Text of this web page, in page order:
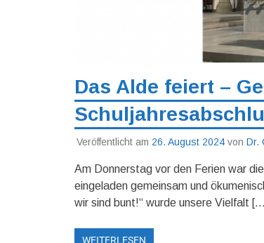
Das Alde feiert –
Veröffentlicht am 26. August 2024von Dr.
Am Donnerstag vor den Ferien war
eingeladen gemeinsam und
wir sind bunt!“ wurde unsere Vielfalt
WEITERLESEN